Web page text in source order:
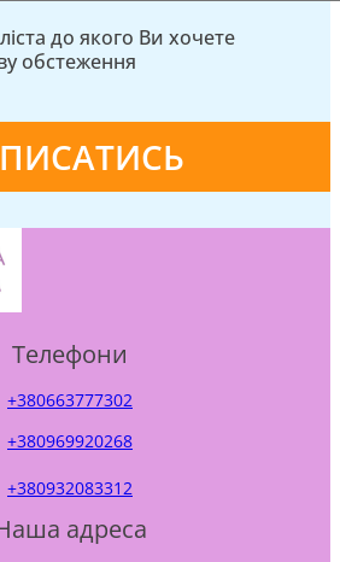
до якого Ви хочете
обстеження
Телефони
+380663777302
+380969920268
+380932083312
адреса